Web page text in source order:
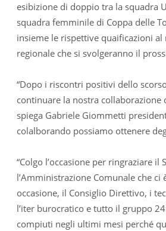
esibizione di doppio tra la squadra
squadra femminile di Coppa delle
insieme le rispettive quaificazioni al
regionale che si svolgeranno il
“Dopo i riscontri positivi dello
continuare la nostra collaborazione
spiega Gabriele Giommetti
colalborando possiamo ottenere
“Colgo l’occasione per ringraziare il
l’Amministrazione Comunale che ci
occasione, il Consiglio Direttivo, i
l’iter burocratico e tutto il gruppo
compiuti negli ultimi mesi perché